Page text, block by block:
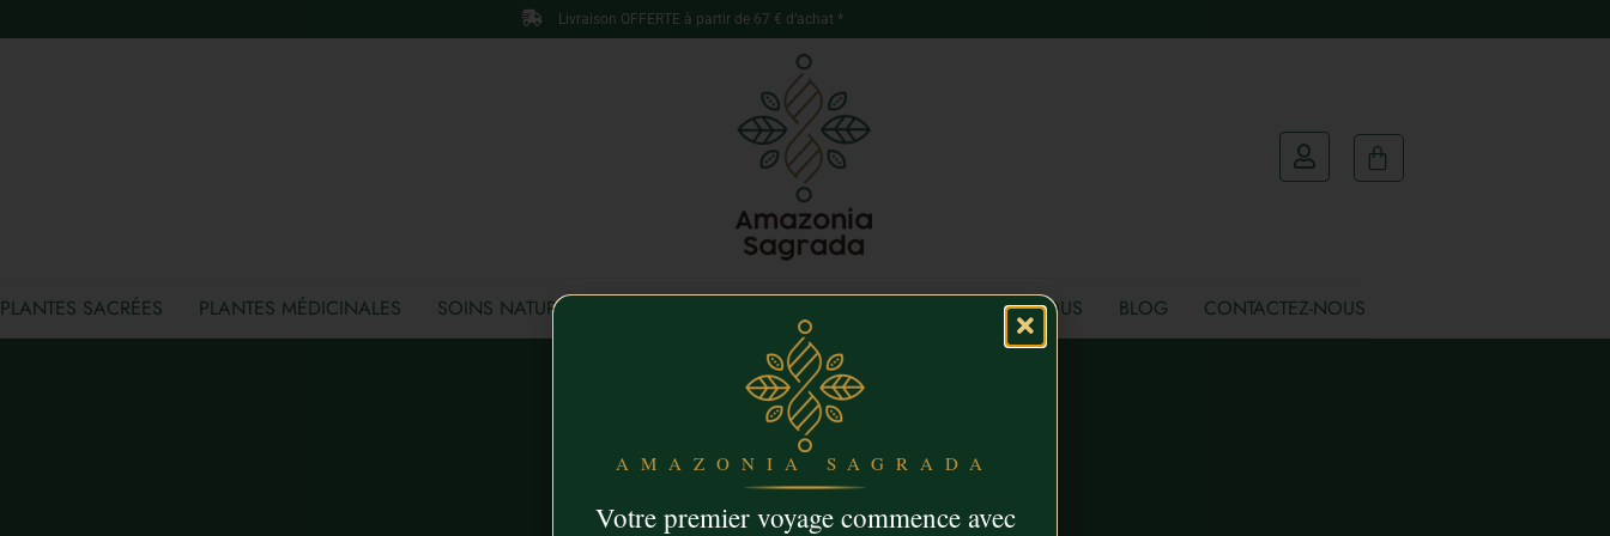
Livraison OFFERTE à partir de 67 € d’achat *
PLANTES SACRÉES PLANTES MÉDICINALES SOINS NATURELS QUI SOMMES-NOUS BLOG CONTACTEZ-NOUS
Univers
AMAZONIA SAGRADA
Votre premier voyage commence avec